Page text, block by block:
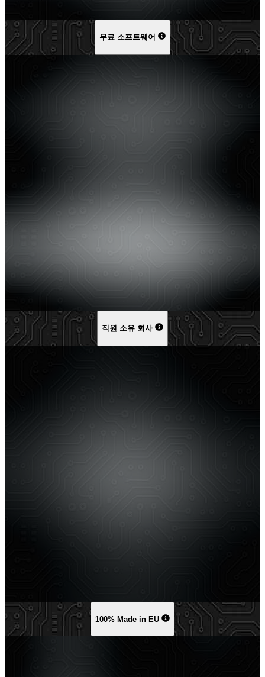
무료 소프트웨어
직원 소유 회사
100% Made in EU